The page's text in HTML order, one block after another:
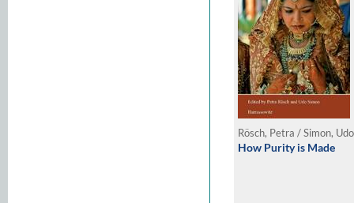
Rösch, Petra / Simon,
How Purity is Made